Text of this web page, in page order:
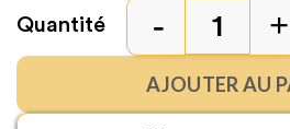
Quantité
AJOUTER AU